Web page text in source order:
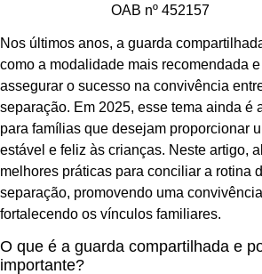
OAB nº 452157
Nos últimos anos, a guarda
como a modalidade mais recomendada
assegurar o sucesso na convivência
separação. Em 2025, esse tema ainda é
para famílias que desejam proporcionar
estável e feliz às crianças. Neste artigo,
melhores práticas para conciliar a rotina
separação, promovendo uma
fortalecendo os vínculos familiares.
O que é a guarda compartilhada e
importante?